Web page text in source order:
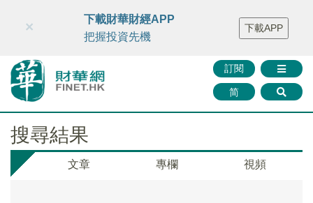
財華智庫網 FINTV FINMETA 財華證券 媒體矩陣
智庫沙龍
聯絡我們
訂閱
简
×
下載財華財經APP
把握投資先機
下載APP
搜尋結果
文章 專欄 視頻